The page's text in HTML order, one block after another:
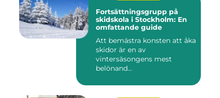
Fortsättningsgrupp på
skidskola i Stockholm: En
omfattande guide
Att bemästra konsten att åka
skidor är en av
vintersäsongens mest
belönand...